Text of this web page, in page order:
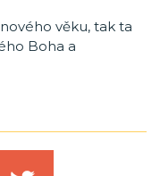
věku, tak ta
Boha a